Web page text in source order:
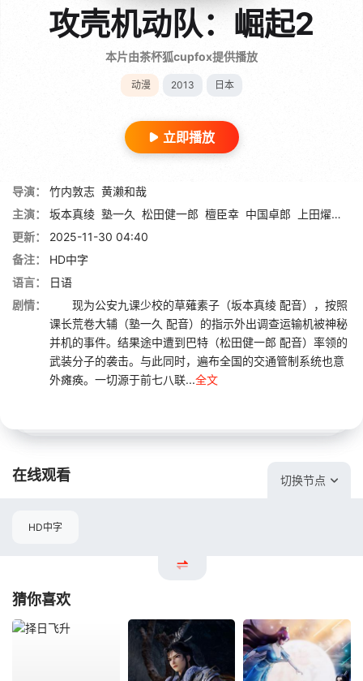
攻壳机动队：崛起2
本片由茶杯狐cupfox提供播放
动漫 2013 日本
立即播放
导演： 竹内敦志 黄濑和哉
主演：
坂本真绫 塾一久 松田健一郎 檀臣幸 中国卓郎 上田燿司
更新：
2025-11-30 04:40
备注：
HD中字
语言：
日语
剧情：
现为公安九课少校的草薙素子（坂本真绫 配音），按照
课长荒卷大辅（塾一久 配音）的指示外出调查运输机被神秘
并机的事件。结果途中遭到巴特（松田健一郎 配音）率领的
武装分子的袭击。与此同时，遍布全国的交通管制系统也意
外瘫痪。一切源于前七八联...全文
在线观看 切换节点
HD中字
猜你喜欢